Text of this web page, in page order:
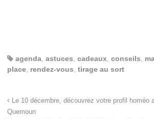
agenda, astuces, cadeaux, conseils,
place, rendez-vous, tirage au sort
Le 10 décembre, découvrez votre profil homéo
Quemoun